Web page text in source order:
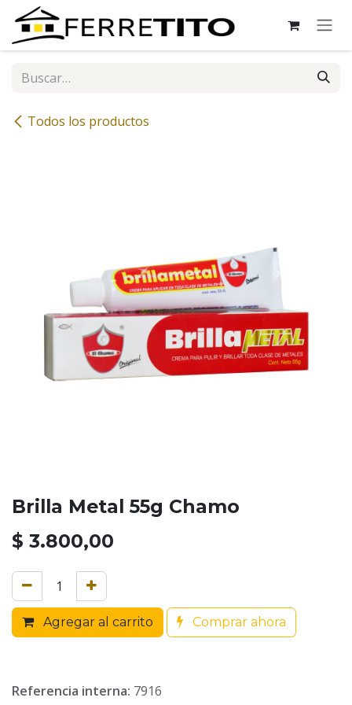
Ir al contenido
Todos los productos
Brilla Metal 55g Chamo
$ 3.800,00
Agregar al carrito Comprar ahora
Referencia interna: 7916